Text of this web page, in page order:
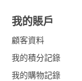
我的賬戶
顧客資料
我的積分記錄
我的購物記錄